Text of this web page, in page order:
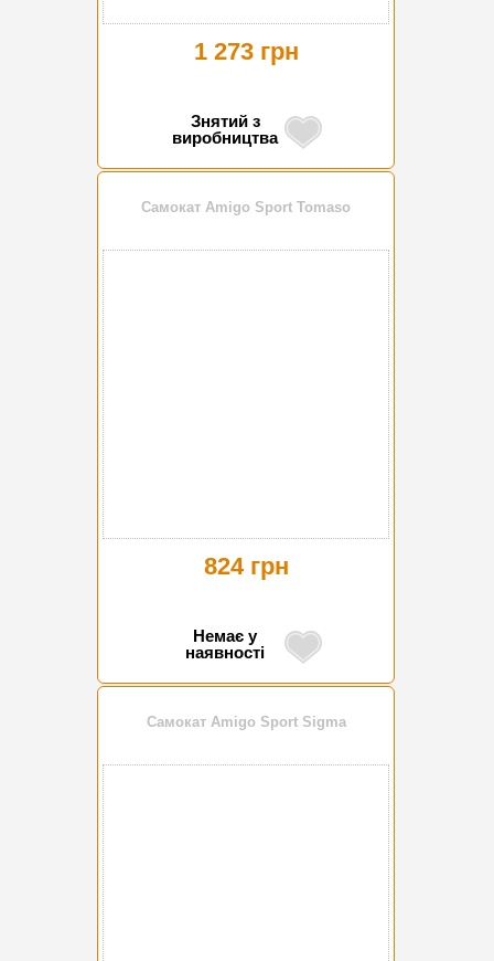
1 273 грн
Знятий з
виробництва
Самокат Amigo Sport Tomaso
824 грн
Немає у
наявності
Самокат Amigo Sport Sigma